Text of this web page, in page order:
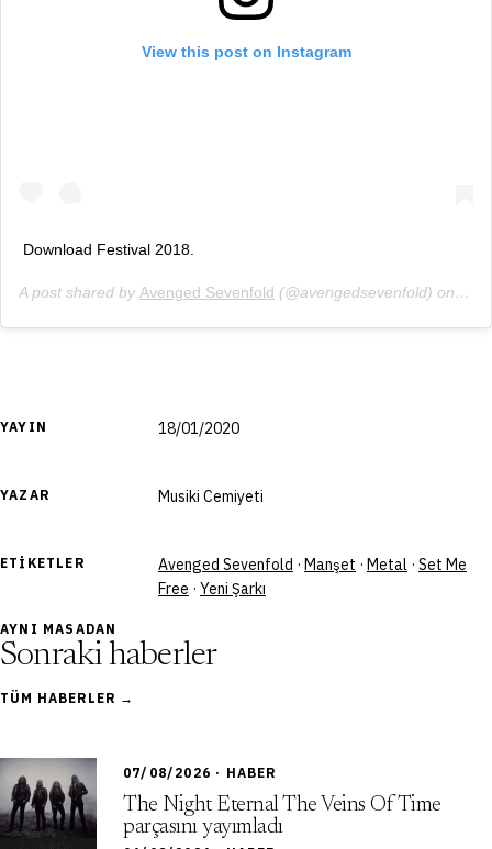
YAYIN 18/01/2020
YAZAR Musiki Cemiyeti
ETIKETLER Avenged Sevenfold · Manşet · Metal · Set Me
Free · Yeni Şarkı
View this post on Instagram
Download Festival 2018.
A post shared by Avenged Sevenfold (@avengedsevenfold) on Nov
AYNI MASADAN
Sonraki haberler
TÜM HABERLER →
07/08/2026 · HABER
The Night Eternal The Veins Of Time
parçasını yayımladı